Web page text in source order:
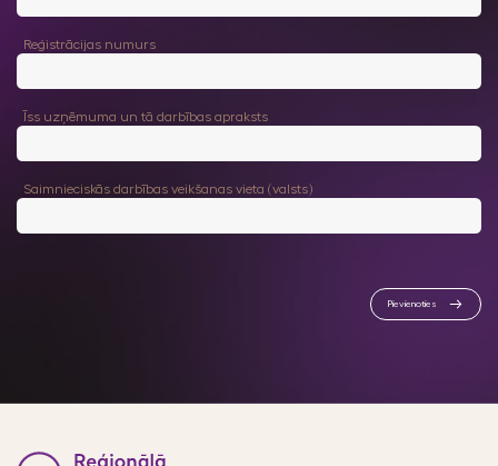
Reģistrācijas numurs
Īss uzņēmuma un tā darbības apraksts
Saimnieciskās darbības veikšanas vieta (valsts)
Pievienoties